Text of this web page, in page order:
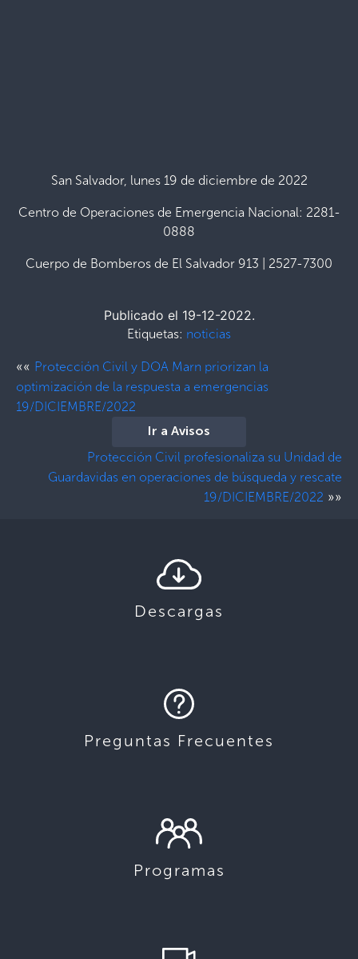
San Salvador, lunes 19 de diciembre de 2022
Centro de Operaciones de Emergencia Nacional: 2281-
0888
Cuerpo de Bomberos de El Salvador 913 | 2527-7300
Publicado el 19-12-2022.
Etiquetas: noticias
«« Protección Civil y DOA Marn priorizan la
optimización de la respuesta a emergencias
19/DICIEMBRE/2022
Ir a Avisos
Protección Civil profesionaliza su Unidad de
Guardavidas en operaciones de búsqueda y rescate
19/DICIEMBRE/2022 »»
Descargas
Preguntas Frecuentes
Programas